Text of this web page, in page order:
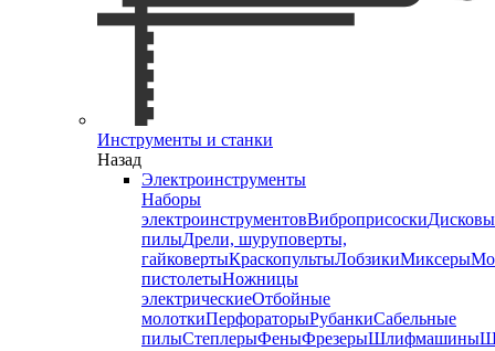
Инструменты и станки
Назад
Электроинструменты
Наборы
электроинструментовВиброприсоски
пилыДрели, шуруповерты,
гайковертыКраскопультыЛобзикиМиксеры
пистолетыНожницы
электрическиеОтбойные
молоткиПерфораторыРубанкиСабельные
пилыСтеплерыФеныФрезерыШлифмашины